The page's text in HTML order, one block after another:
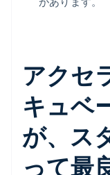
アクセ
キュベ
が、ス
って最